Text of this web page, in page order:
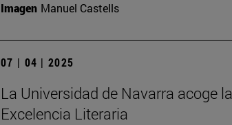
Imagen Manuel Castells
07 | 04 | 2025
La Universidad de Navarra acoge
Excelencia Literaria